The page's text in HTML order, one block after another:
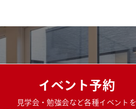
イベント予約
見学会・勉強会など各種イベントを